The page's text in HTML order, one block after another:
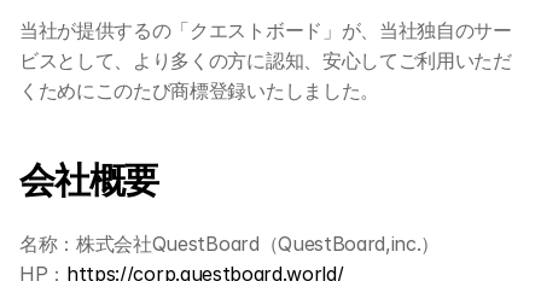
当社が提供するの「クエストボード」が、当社独自のサー
ビスとして、より多くの方に認知、安心してご利用いただ
くためにこのたび商標登録いたしました。
会社概要
名称：株式会社QuestBoard（QuestBoard,inc.）
HP： https://corp.questboard.world/